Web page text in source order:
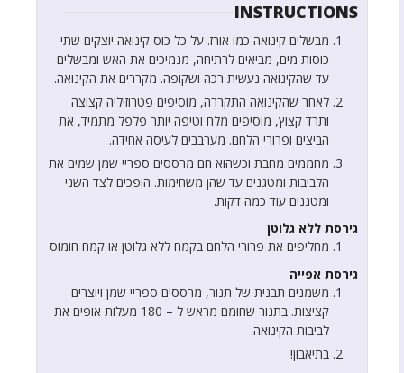
INSTRUCTIONS
מבשלים קינואה כמו אורז. על כל כוס קינואה יוצקים שתי
כוסות מים, מביאים לרתיחה, מנמיכים את האש ומבשלים
עד שהקינואה נעשית רכה ושקופה. מקררים את הקינואה.
לאחר שהקינואה התקררה, מוסיפים פטרוזיליה קצוצה
ותרד קצוץ, מוסיפים מלח וטיפה יותר פלפל מתמיד, את
הביצים ופרורי הלחם. מערבבים לעיסה אחידה.
מחממים מחבת וכשהוא חם מרססים ספריי שמן שמים את
הלביבות ומטגנים עד שהן משחימות. הופכים לצד השני
ומטגנים עוד כמה דקות.
גירסת ללא גלוטן
מחליפים את פרורי הלחם בקמח ללא גלוטן או קמח חומוס
גירסת אפייה
משמנים תבנית של תנור, מרססים ספריי שמן ויוצרים
קציצות. בתנור שחומם מראש ל – 180 מעלות אופים את
לביבות הקינואה.
בתיאבון!